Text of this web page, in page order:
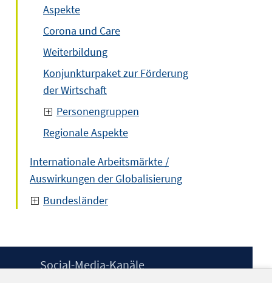
Aspekte
Corona und Care
Weiterbildung
Konjunkturpaket zur Förderung
der Wirtschaft
Personengruppen
Regionale Aspekte
Internationale Arbeitsmärkte /
Auswirkungen der Globalisierung
Bundesländer
Social-Media-Kanäle